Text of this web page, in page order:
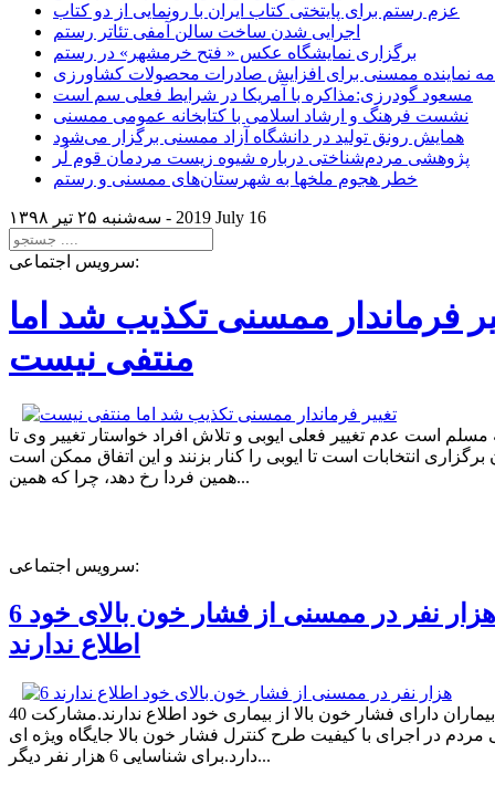
عزم رستم برای پایتختی کتاب ایران با رونمایی از دو کتاب
اجرایی شدن ساخت سالن آمفی تئاتر رستم
برگزاری نمایشگاه عکس « فتح خرمشهر» در رستم
نماینده ممسنی برای افزایش صادرات محصولات کشاورزی
مسعود گودرزی:مذاکره با آمریکا در شرایط فعلی سم است
نشست فرهنگ و ارشاد اسلامی با کتابخانه عمومی ممسنی
همایش رونق تولید در دانشگاه آزاد ممسنی برگزار می‌شود
پژوهشی مردم‌شناختی درباره شیوه زیست مردمان قوم لُر
خطر هجوم ملخها به شهرستان‌های ممسنی و رستم
سه‌شنبه ۲۵ تير ۱۳۹۸ - 2019 July 16
سرویس اجتماعی:
فرماندار ممسنی تکذیب شد اما
منتفی نیست
مسلم است عدم تغییر فعلی ایوبی و تلاش افراد خواستار تغییر وی تا
برگزاری انتخابات است تا ایوبی را کنار بزنند و این اتفاق ممکن است
همین فردا رخ دهد، چرا که همین...
سرویس اجتماعی:
6 هزار نفر در ممسنی از فشار خون بالای خود
اطلاع ندارند
40 درصد بیماران دارای فشار خون بالا از بیماری خود اطلاع ندارند.مشارکت
در اجرای با کیفیت طرح کنترل فشار خون بالا جایگاه ویژه ای
دارد.برای شناسایی 6 هزار نفر دیگر...